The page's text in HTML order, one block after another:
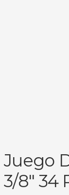
Juego
3/8″ 34